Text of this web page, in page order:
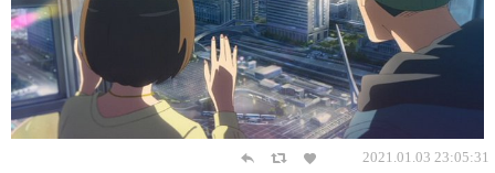
2021.01.03 23:05:31